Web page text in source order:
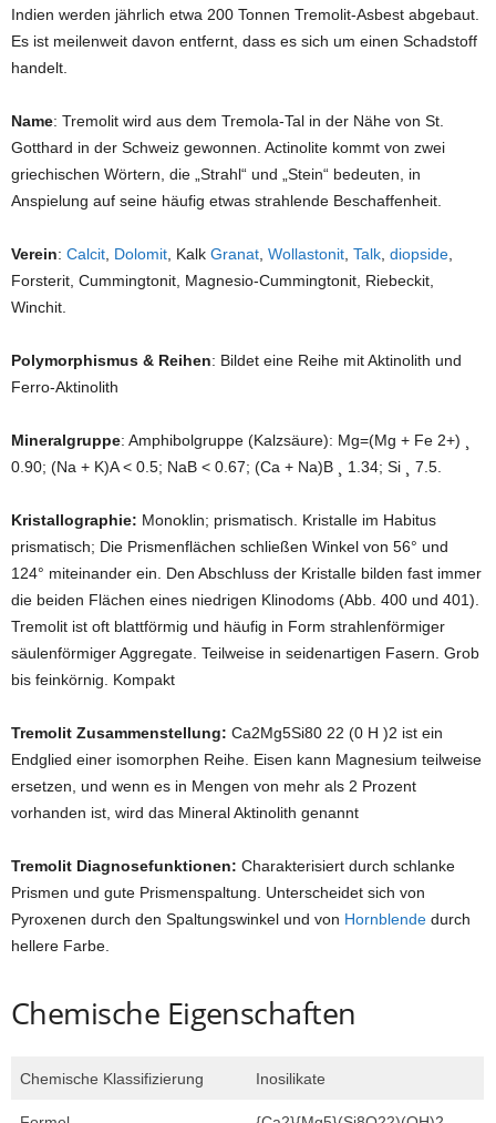
Indien werden jährlich etwa 200 Tonnen Tremolit-Asbest abgebaut.
Es ist meilenweit davon entfernt, dass es sich um einen Schadstoff
handelt.
Name: Tremolit wird aus dem Tremola-Tal in der Nähe von St.
Gotthard in der Schweiz gewonnen. Actinolite kommt von zwei
griechischen Wörtern, die „Strahl“ und „Stein“ bedeuten, in
Anspielung auf seine häufig etwas strahlende Beschaffenheit.
Verein: Calcit Dolomit , Kalk Granat Wollastonit Talk diopside
Forsterit, Cummingtonit, Magnesio-Cummingtonit, Riebeckit,
Winchit.
Polymorphismus & Reihen: Bildet eine Reihe mit Aktinolith und
Ferro-Aktinolith
Mineralgruppe: Amphibolgruppe (Kalzsäure): Mg=(Mg + Fe 2+) ¸
0.90; (Na + K)A < 0.5; NaB < 0.67; (Ca + Na)B ¸ 1.34; Si ¸ 7.5.
Kristallographie: Monoklin; prismatisch. Kristalle im Habitus
prismatisch; Die Prismenflächen schließen Winkel von 56° und
124° miteinander ein. Den Abschluss der Kristalle bilden fast immer
die beiden Flächen eines niedrigen Klinodoms (Abb. 400 und 401).
Tremolit ist oft blattförmig und häufig in Form strahlenförmiger
säulenförmiger Aggregate. Teilweise in seidenartigen Fasern. Grob
bis feinkörnig. Kompakt
Tremolit Zusammenstellung: Ca2Mg5Si80 22 (0 H )2 ist ein
Endglied einer isomorphen Reihe. Eisen kann Magnesium teilweise
ersetzen, und wenn es in Mengen von mehr als 2 Prozent
vorhanden ist, wird das Mineral Aktinolith genannt
Tremolit Diagnosefunktionen: Charakterisiert durch schlanke
Prismen und gute Prismenspaltung. Unterscheidet sich von
Pyroxenen durch den Spaltungswinkel und von Hornblende durch
hellere Farbe.
Chemische Eigenschaften
Chemische Klassifizierung Inosilikate